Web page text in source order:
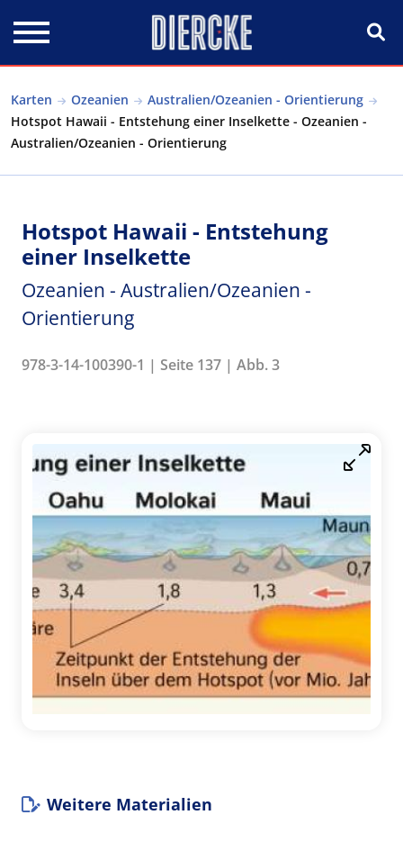
Karten Ozeanien
Australien/Ozeanien - Orientierung
Hotspot Hawaii - Entstehung einer Inselkette - Ozeanien -
Australien/Ozeanien - Orientierung
Hotspot Hawaii - Entstehung
einer Inselkette
Ozeanien - Australien/Ozeanien -
Orientierung
978-3-14-100390-1 | Seite 137 | Abb. 3
Weitere Materialien